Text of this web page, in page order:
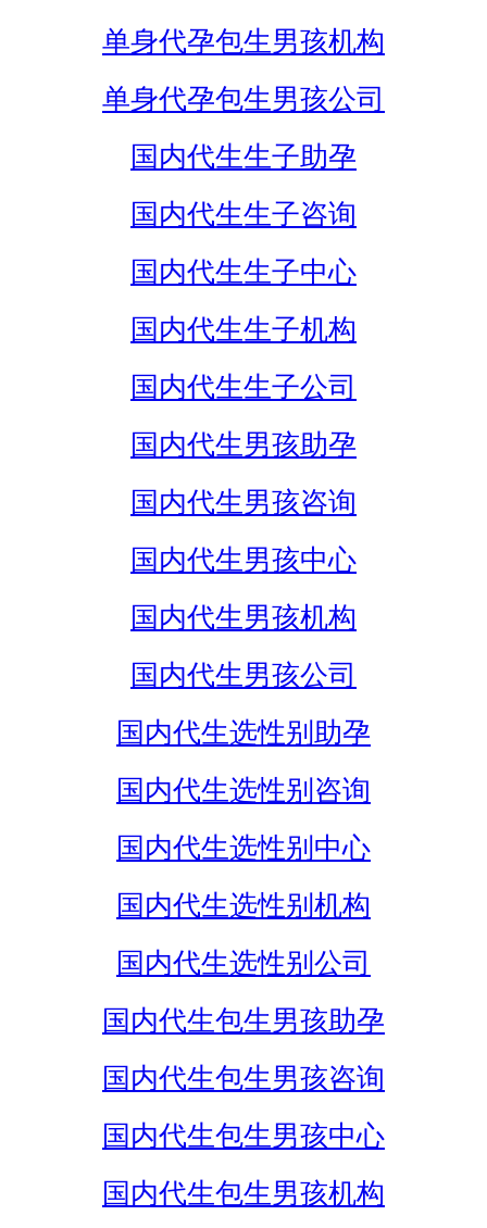
单身代孕包生男孩机构
单身代孕包生男孩公司
国内代生生子助孕
国内代生生子咨询
国内代生生子中心
国内代生生子机构
国内代生生子公司
国内代生男孩助孕
国内代生男孩咨询
国内代生男孩中心
国内代生男孩机构
国内代生男孩公司
国内代生选性别助孕
国内代生选性别咨询
国内代生选性别中心
国内代生选性别机构
国内代生选性别公司
国内代生包生男孩助孕
国内代生包生男孩咨询
国内代生包生男孩中心
国内代生包生男孩机构